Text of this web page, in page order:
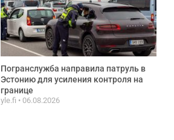
Погранслужба направила патруль в
Эстонию для усиления контроля на
границе
yle.fi 06.08.2026